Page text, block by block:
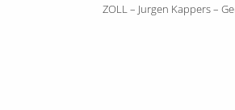
ZOLL – Jurgen Kappers –